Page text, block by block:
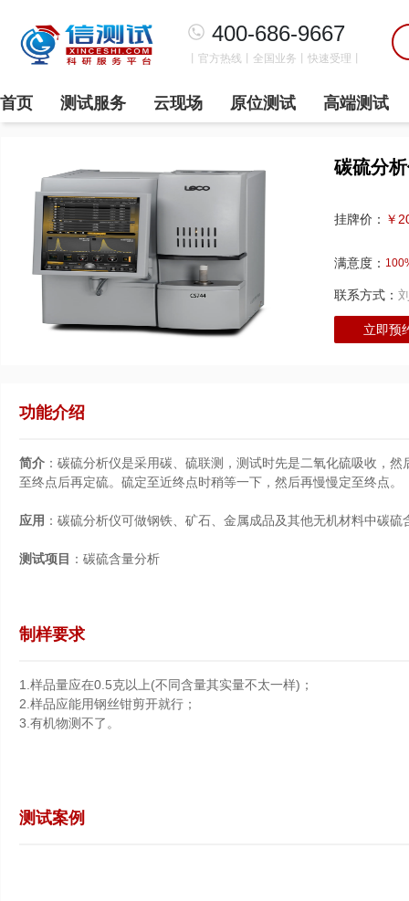
400-686-9667
丨官方热线丨全国业务丨快速受理丨
首页 测试服务 云现场 原位测试 高端测试
碳硫分
挂牌价： ￥
满意度：
联系方式：
立即预
功能介绍
简介：碳硫分析仪是采用碳、硫联测，测试时先是二氧化硫吸收，
至终点后再定硫。硫定至近终点时稍等一下，然后再慢慢定至终点。
应用 ：碳硫分析仪可做钢铁、矿石、金属成品及其他无机材料中碳硫
测试项目 ：碳硫含量分析
制样要求
1.样品量应在0.5克以上(不同含量其实量不太一样)；
2.样品应能用钢丝钳剪开就行；
3.有机物测不了。
测试案例